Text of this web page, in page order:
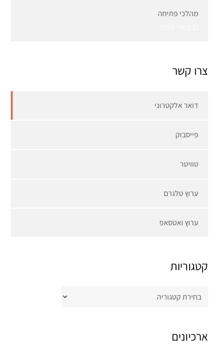
מהלכי פתיחה
צרו קשר
דואר אלקטרוני
פייסבוק
טוויטר
ערוץ טלגרם
ערוץ ואטסאפ
קטגוריות
ארכיונים